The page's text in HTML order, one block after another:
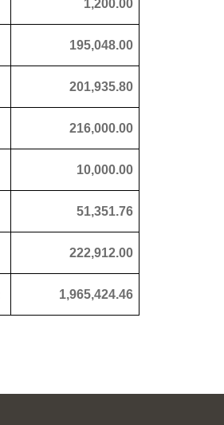
1,200.00
195,048.00
201,935.80
216,000.00
10,000.00
51,351.76
222,912.00
1,965,424.46